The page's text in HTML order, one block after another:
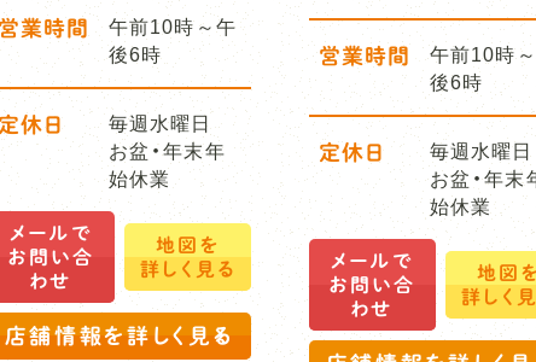
業時間
午前10時～午
後6時
休日
毎週水曜日
お盆・年末年
始休業
メールで
お問い合
わせ
地図を
詳しく見る
店舗情報を詳しく見る
営業時間
午前10時
後6時
定休日
毎週水曜日
お盆・年末
始休業
メールで
お問い合
わせ
地図を
詳しく